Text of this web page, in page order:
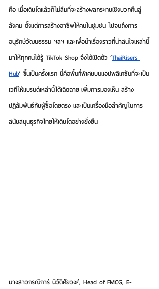
คือ เมื่อเติบโตแล้วก็ไม่ลืมที่จะสร้างผลกระทบเชิงบวกคืนสู่
สังคม ตั้งแต่การสร้างอาชีพให้คนในชุมชน ไปจนถึงการ
อนุรักษ์วัฒนธรรม ฯลฯ และเพื่อนำเรื่องราวที่น่าสนใจเหล่านี้
มาให้ทุกคนได้รู้ TikTok Shop จึงได้เปิดตัว ‘ThaiRisers
Hub’ ขึ้นเป็นครั้งแรก นี่คือพื้นที่พิเศษบนแอปพลิเคชันที่จะเป็น
เวทีให้แบรนด์เหล่านี้ได้เฉิดฉาย เพิ่มการมองเห็น สร้าง
ปฏิสัมพันธ์กับผู้ซื้อโดยตรง และเป็นเครื่องมือสำคัญในการ
สนับสนุนธุรกิจไทยให้เติบโตอย่างยั่งยืน
นางสาวกรณิการ์ นิวัติศัยวงศ์, Head of FMCG, E-